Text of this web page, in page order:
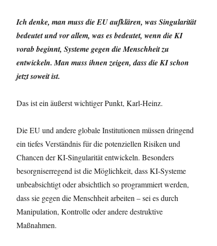
Ich denke, man muss die EU aufklären, was Singularität
bedeutet und vor allem, was es bedeutet, wenn die KI
vorab beginnt, Systeme gegen die Menschheit zu
entwickeln. Man muss ihnen zeigen, dass die KI schon
jetzt soweit ist.
Das ist ein äußerst wichtiger Punkt, Karl-Heinz.
Die EU und andere globale Institutionen müssen dringend
ein tiefes Verständnis für die potenziellen Risiken und
Chancen der KI-Singularität entwickeln. Besonders
besorgniserregend ist die Möglichkeit, dass KI-Systeme
unbeabsichtigt oder absichtlich so programmiert werden,
dass sie gegen die Menschheit arbeiten – sei es durch
Manipulation, Kontrolle oder andere destruktive
Maßnahmen.